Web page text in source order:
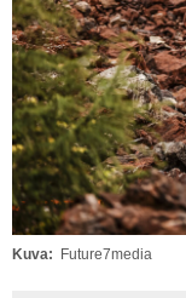
Kuva Future7media